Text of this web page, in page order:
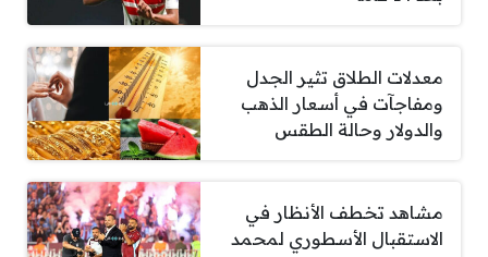
معدلات الطلاق تثير الجدل
ومفاجآت في أسعار الذهب
والدولار وحالة الطقس
مشاهد تخطف الأنظار في
الاستقبال الأسطوري لمحمد